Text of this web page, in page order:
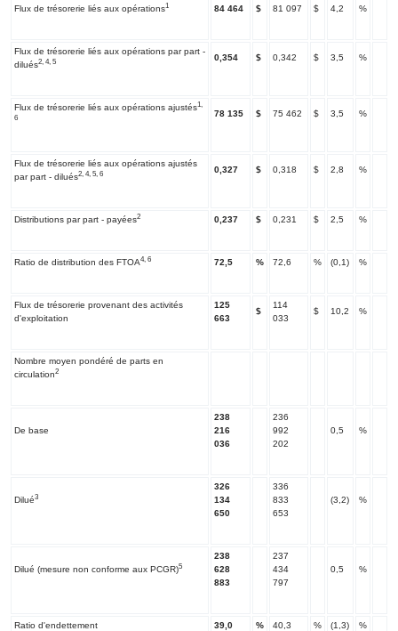
Flux de trésorerie liés aux opérations1 84 464 $ 81 097 $ 4,2 %
Flux de trésorerie liés aux opérations par part -
dilués2, 4, 5 0,354 $ 0,342 $ 3,5 %
Flux de trésorerie liés aux opérations ajustés1,
6
78 135 $ 75 462 $ 3,5 %
Flux de trésorerie liés aux opérations ajustés
par part - dilués2, 4, 5, 6 0,327 $ 0,318 $ 2,8 %
Distributions par part - payées2 0,237 $ 0,231 $ 2,5 %
Ratio de distribution des FTOA4, 6 72,5 % 72,6 % (0,1) %
Flux de trésorerie provenant des activités
d'exploitation
125
663
$
114
033
$ 10,2 %
Nombre moyen pondéré de parts en
circulation2
De base
238
216
036
236
992
202
0,5 %
Dilué3
326
134
650
336
833
653
(3,2) %
Dilué (mesure non conforme aux PCGR)5
238
628
883
237
434
797
0,5 %
Ratio d'endettement 39,0 % 40,3 % (1,3) %